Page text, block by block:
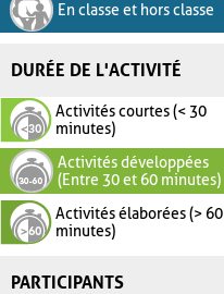
En classe et hors classe
DURÉE DE L'ACTIVITÉ
Activités courtes (< 30
minutes)
Activités développées
(Entre 30 et 60 minutes)
Activités élaborées (> 60
minutes)
PARTICIPANTS